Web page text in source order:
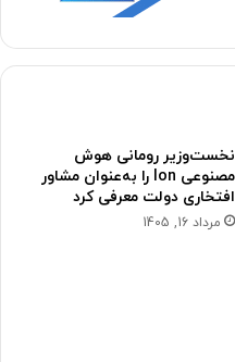
ی
نخست‌وزیر رومانی هوش
مصنوعی Ion را به‌عنوان مشاور
افتخاری دولت معرفی کرد
مرداد 16, 1405